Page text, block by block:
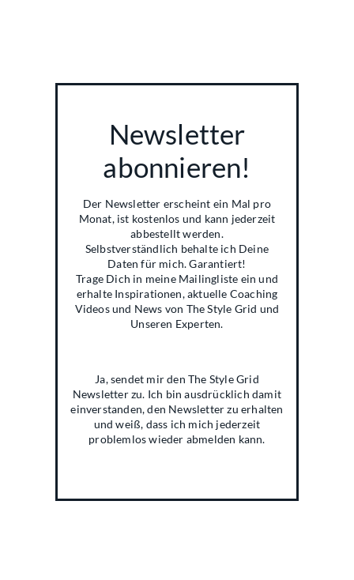
Newsletter
abonnieren!
Der Newsletter erscheint ein Mal pro
Monat, ist kostenlos und kann jederzeit
abbestellt werden.
Selbstverständlich behalte ich Deine
Daten für mich. Garantiert!
Trage Dich in meine Mailingliste ein und
erhalte Inspirationen, aktuelle Coaching
Videos und News von The Style Grid und
Unseren Experten.
Ja, sendet mir den The Style Grid
Newsletter zu. Ich bin ausdrücklich damit
einverstanden, den Newsletter zu erhalten
und weiß, dass ich mich jederzeit
problemlos wieder abmelden kann.